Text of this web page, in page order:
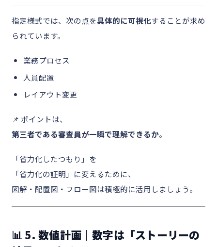
指定様式では、次の点を具体的に可視化することが求め
られています。
業務プロセス
人員配置
レイアウト変更
📌 ポイントは、
第三者である審査員が一瞬で理解できるか。
「省力化したつもり」を
「省力化の証明」に変えるために、
図解・配置図・フロー図は積極的に活用しましょう。
📊 5. 数値計画｜数字は「ストーリーの